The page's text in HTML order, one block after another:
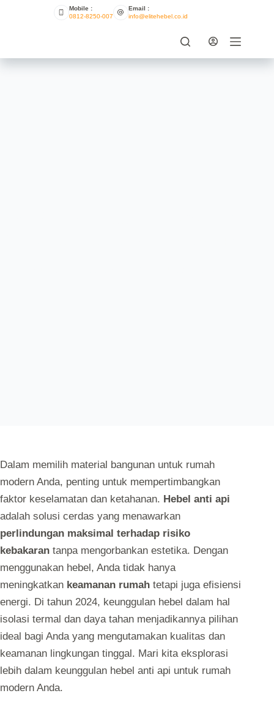
Mobile :
0812-8250-007
Email :
info@elitehebel.co.id
Dalam memilih material bangunan untuk rumah
modern Anda, penting untuk mempertimbangkan
faktor keselamatan dan ketahanan. Hebel anti api
adalah solusi cerdas yang menawarkan
perlindungan maksimal terhadap risiko
kebakaran tanpa mengorbankan estetika. Dengan
menggunakan hebel, Anda tidak hanya
meningkatkan keamanan rumah tetapi juga efisiensi
energi. Di tahun 2024, keunggulan hebel dalam hal
isolasi termal dan daya tahan menjadikannya pilihan
ideal bagi Anda yang mengutamakan kualitas dan
keamanan lingkungan tinggal. Mari kita eksplorasi
lebih dalam keunggulan hebel anti api untuk rumah
modern Anda.